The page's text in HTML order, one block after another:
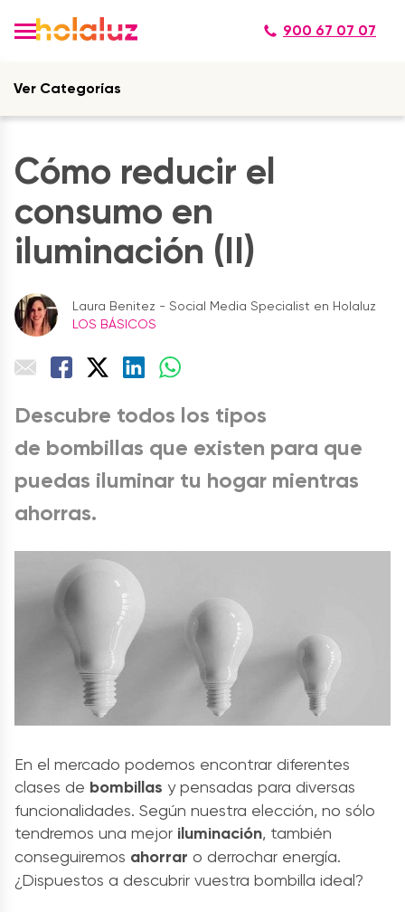
900 67 07 07
Ver Categorías
Cómo reducir el
consumo en
iluminación (II)
Laura Benitez - Social Media Specialist en Holaluz
LOS BÁSICOS
Descubre todos los tipos
de bombillas que existen para que
puedas iluminar tu hogar mientras
ahorras.
En el mercado podemos encontrar diferentes
clases de bombillas y pensadas para diversas
funcionalidades. Según nuestra elección, no sólo
tendremos una mejor iluminación, también
conseguiremos ahorrar o derrochar energía.
¿Dispuestos a descubrir vuestra bombilla ideal?